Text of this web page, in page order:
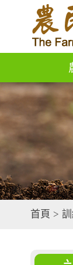
首頁 >